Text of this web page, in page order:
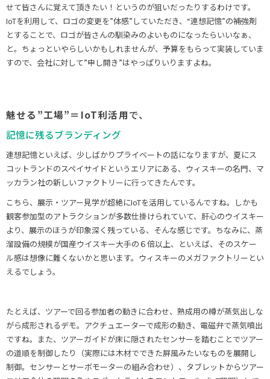
せて皆さんに覚えて頂きたい！というのが狙いだったりするわけです。
IoTを利用して、ロゴの変更を”体感”していただき、“連想記憶”の補強剤
とすることで、ロゴが皆さんの馴染みのよいものになったらいいなぁ、
と。ちょっといやらしいかもしれませんが、予算をもらって実装していま
すので、会社に対して”申し開き”はやっぱりいりますよね。
魅せる”工場”＝IoT利活用で、
記憶に残るブランディング
連想記憶といえば、少しばかりプライベートの話になりますが、夏にス
コットランドのスペイサイドというエリアにある、ウィスキーの名門、マ
ッカラン社の新しいファクトリーに行ってきたんです。
こちら、展示・ツアー見学が超絶にIoTを活用しているんですね。しかも
観客参加型のアトラクションが多数仕掛けられていて、肝心のウイスキー
より、展示のほうが印象深く残っている、そんな感じです。ちなみに、蒸
溜設備の規模が国産ウイスキー大手の６倍以上、といえば、そのスケー
ル感は想像に難くないかと思います。ウィスキーのメガファクトリーとい
えるでしょう。
たとえば、ツアーで回る参加者の動きに合わせ、熟成用の樽が蒸気出しな
がら成形されるデモ。アクチュエーターで成形の動き、電磁弁で蒸気噴出
ですね。また、ツアーガイドが床に隠されたセンサーを踏むことでツアー
の道順を制御したり（実際には木材でできた屏風みたいなものを展開し
制御。センサーとサーボモーターの組み合わせ）、タブレットからツアー